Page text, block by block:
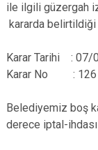
ile ilgili güzergah
kararda
Karar Tarihi : 07/
Karar No : 126
Belediyemiz boş
derece iptal-